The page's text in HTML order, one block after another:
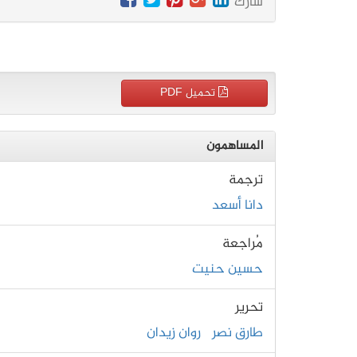
تحميل PDF
المساهمون
ترجمة
دانا أسعد
مُراجعة
حسين حنيت
تحرير
طارق نصر روان زيدان